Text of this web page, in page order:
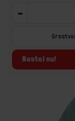
-
Bestel nu!